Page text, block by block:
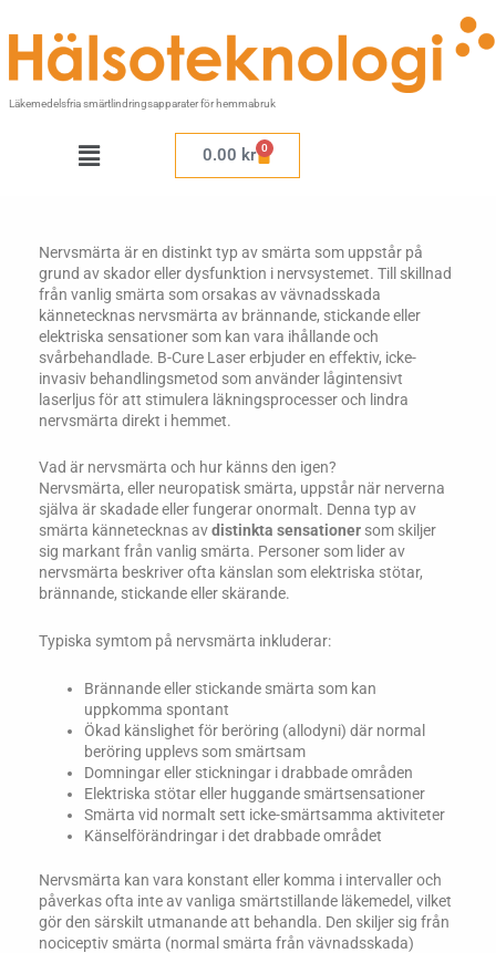
innehåll
Läkemedelsfria smärtlindringsapparater för hemmabruk
Meny 0.00 kr 0
Varukorg
Nervsmärta är en distinkt typ av smärta som uppstår på
grund av skador eller dysfunktion i nervsystemet. Till skillnad
från vanlig smärta som orsakas av vävnadsskada
kännetecknas nervsmärta av brännande, stickande eller
elektriska sensationer som kan vara ihållande och
svårbehandlade. B-Cure Laser erbjuder en effektiv, icke-
invasiv behandlingsmetod som använder lågintensivt
laserljus för att stimulera läkningsprocesser och lindra
nervsmärta direkt i hemmet.
Vad är nervsmärta och hur känns den igen?
Nervsmärta, eller neuropatisk smärta, uppstår när nerverna
själva är skadade eller fungerar onormalt. Denna typ av
smärta kännetecknas avdistinkta sensationer som skiljer
sig markant från vanlig smärta. Personer som lider av
nervsmärta beskriver ofta känslan som elektriska stötar,
brännande, stickande eller skärande.
Typiska symtom på nervsmärta inkluderar:
Brännande eller stickande smärta som kan
uppkomma spontant
Ökad känslighet för beröring (allodyni) där normal
beröring upplevs som smärtsam
Domningar eller stickningar i drabbade områden
Elektriska stötar eller huggande smärtsensationer
Smärta vid normalt sett icke-smärtsamma aktiviteter
Känselförändringar i det drabbade området
Nervsmärta kan vara konstant eller komma i intervaller och
påverkas ofta inte av vanliga smärtstillande läkemedel, vilket
gör den särskilt utmanande att behandla. Den skiljer sig från
nociceptiv smärta (normal smärta från vävnadsskada)